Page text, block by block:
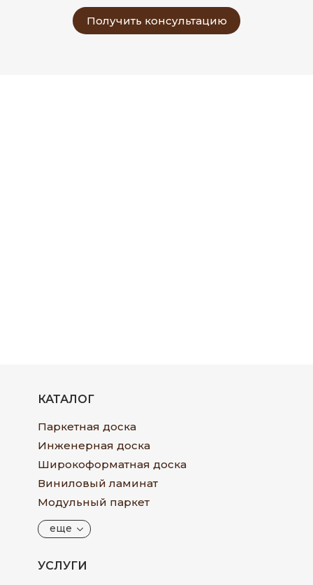
Получить консультацию
КАТАЛОГ
Паркетная доска
Инженерная доска
Широкоформатная доска
Виниловый ламинат
Модульный паркет
еще
УСЛУГИ